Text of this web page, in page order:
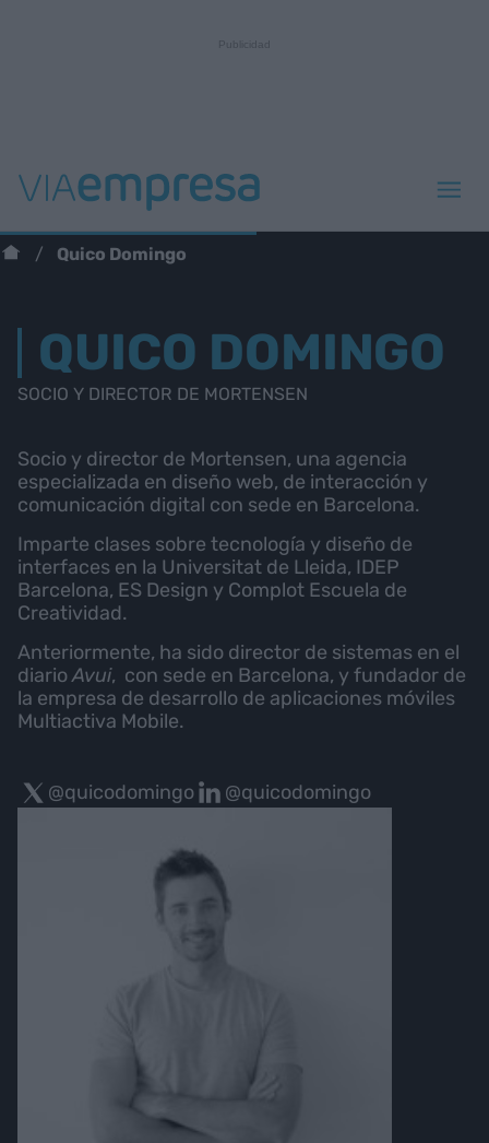
Quico Domingo
QUICO DOMINGO
SOCIO Y DIRECTOR DE MORTENSEN
Socio y director de Mortensen, una agencia
especializada en diseño web, de interacción y
comunicación digital con sede en Barcelona.
Imparte clases sobre tecnología y diseño de
interfaces en la Universitat de Lleida, IDEP
Barcelona, ES Design y Complot Escuela de
Creatividad.
Anteriormente, ha sido director de sistemas en el
diarioAvui, con sede en Barcelona, y fundador de
la empresa de desarrollo de aplicaciones móviles
Multiactiva Mobile.
@quicodomingo @quicodomingo